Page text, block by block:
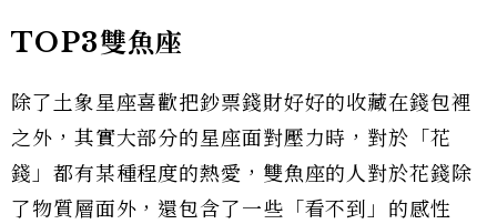
TOP3雙魚座
除了土象星座喜歡把鈔票錢財好好的收藏在錢包裡
之外，其實大部分的星座面對壓力時，對於「花
錢」都有某種程度的熱愛，雙魚座的人對於花錢除
了物質層面外，還包含了一些「看不到」的感性